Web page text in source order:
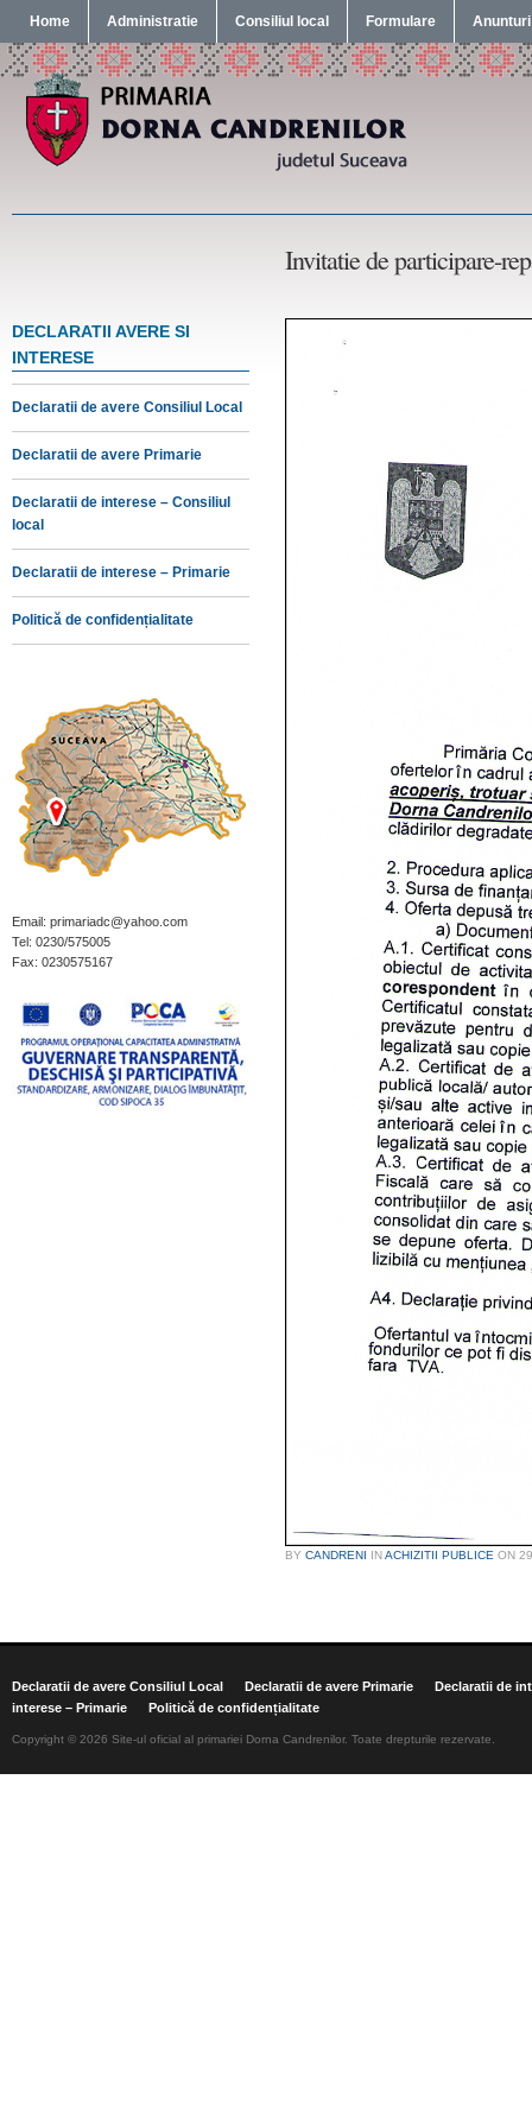
Home Administratie Consiliul local Formulare Anunturi
Invitatie de participare-
DECLARATII AVERE SI
INTERESE
Declaratii de avere Consiliul Local
Declaratii de avere Primarie
Declaratii de interese – Consiliul
local
Declaratii de interese – Primarie
Politică de confidențialitate
Email: primariadc@yahoo.com
Tel: 0230/575005
Fax: 0230575167
BY CANDRENI INACHIZITII PUBLICE ON
Declaratii de avere Consiliul Local Declaratii de avere Primarie
Declaratii de
interese – Primarie
Politică de confidențialitate
Copyright © 2026 Site-ul oficial al primariei Dorna Candrenilor. Toate drepturile rezervate.